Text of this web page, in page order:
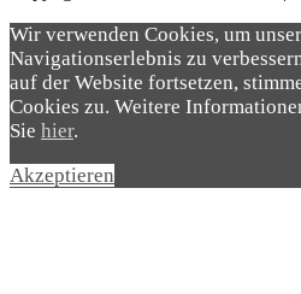
Wir verwenden Cookies, um
Navigationserlebnis zu
auf der Website fortsetzen,
Cookies zu. Weitere
Sie hier.
Akzeptieren